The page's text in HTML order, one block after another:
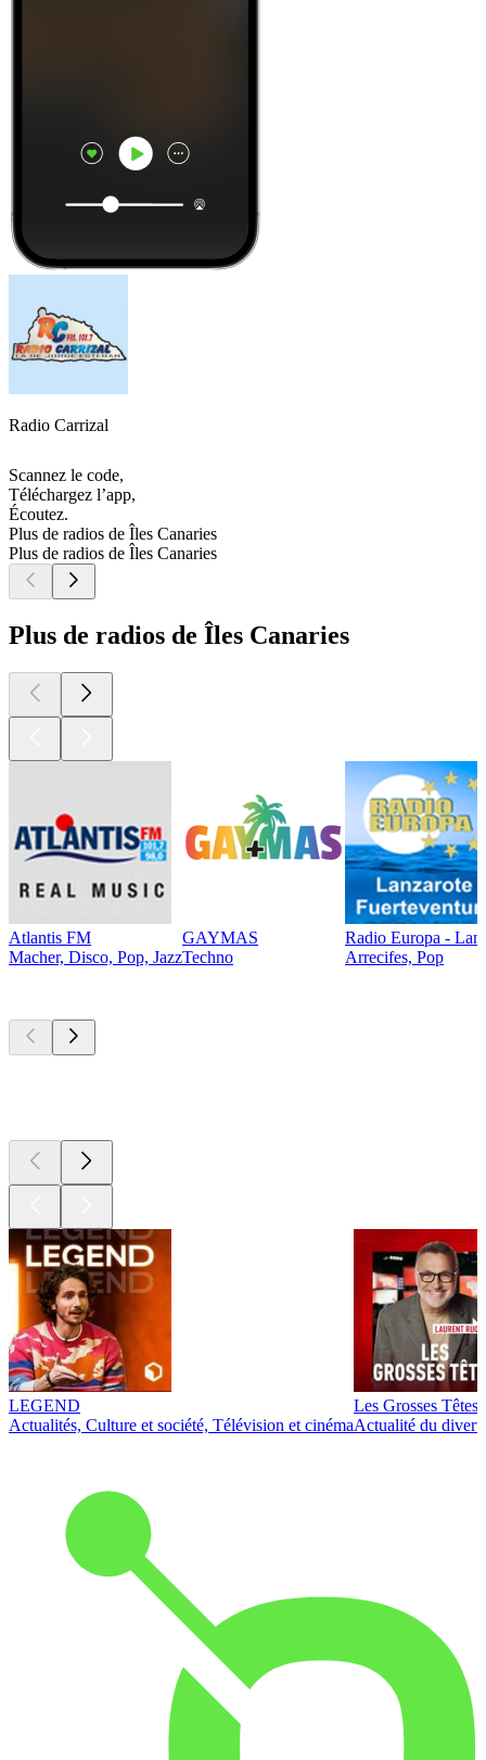
Radio Carrizal
Scannez le code,
Téléchargez l’app,
Écoutez.
Plus de radios de Îles Canaries
Plus de radios de Îles Canaries
Plus de radios de Îles Canaries
Atlantis FM
Macher, Disco, Pop, Jazz
GAYMAS
Techno
Radio Europa -
Arrecifes, Pop
LEGEND
Actualités, Culture et société, Télévision et cinéma
Les Grosses Têtes
Actualité du